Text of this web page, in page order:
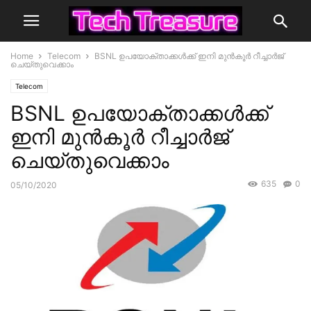
Home Telecom
BSNL ഉപയോക്താക്കള്‍ക്ക് ഇനി മുന്‍കൂര്‍ റീച്ചാര്‍ജ്
ചെയ്തുവെക്കാം
Telecom
BSNL ഉപയോക്താക്കള്‍ക്ക്
ഇനി മുന്‍കൂര്‍ റീച്ചാര്‍ജ്
ചെയ്തുവെക്കാം
05/10/2020 0
635